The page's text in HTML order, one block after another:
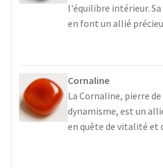
l'équilibre intérieur.
en font un allié
Cornaline
La Cornaline, pierre
dynamisme, est un
en quête de vitalité et